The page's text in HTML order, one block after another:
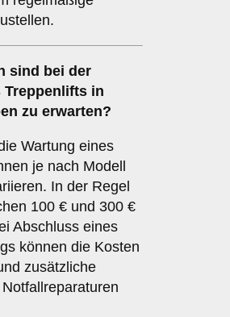
sind bei der
Treppenlifts in
zu erwarten?
Wartung eines
je nach Modell
In der Regel
100 € und 300 €
Abschluss eines
können die Kosten
zusätzliche